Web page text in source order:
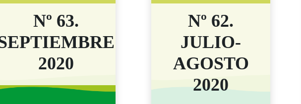
Nº 63.
2020
Nº 62.
JULIO-
AGOSTO
2020